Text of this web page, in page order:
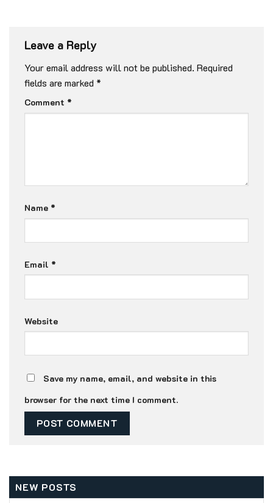
Leave a Reply
Your email address will not be published. Required
fields are marked *
Comment *
Name *
Email *
Website
Save my name, email, and website in this
browser for the next time I comment.
NEW POSTS